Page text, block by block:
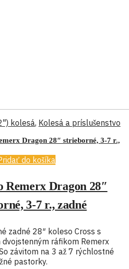
kolesá, Kolesá a príslušenstvo
Dragon 28″ strieborné, 3-7 r.,
do košíka
Remerx Dragon 28″
3-7 r., zadné
zadné 28″ koleso Cross s
dvojstenným ráfikom Remerx
závitom na 3 až 7 rýchlostné
pastorky.